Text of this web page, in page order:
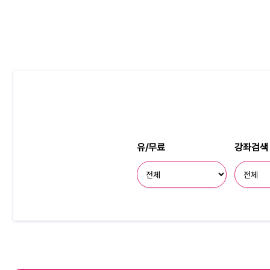
유/무료 강좌검색